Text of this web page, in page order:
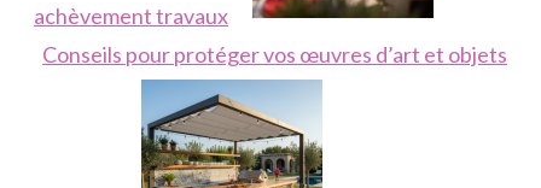
achèvement travaux
Conseils pour protéger vos œuvres d’art et objets